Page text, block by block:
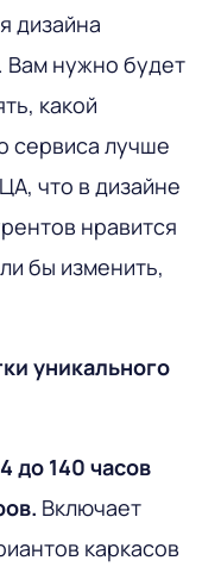
дизайна
Вам нужно будет
какой
сервиса лучше
что в дизайне
нравится
бы изменить,
уникального
до 140 часов
Включает
каркасов